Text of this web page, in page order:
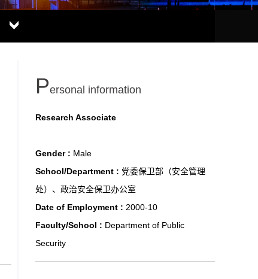
Personal information
Research Associate
Gender : Male
School/Department : 党委保卫部（安全管理
处）、政治安全保卫办公室
Date of Employment : 2000-10
Faculty/School : Department of Public
Security